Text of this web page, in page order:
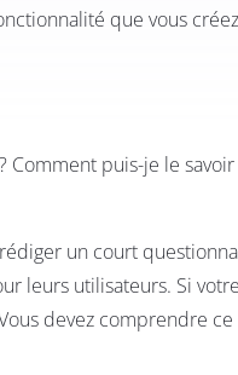
que vous
puis-je le savoir
un court
leurs utilisateurs. Si
devez comprendre